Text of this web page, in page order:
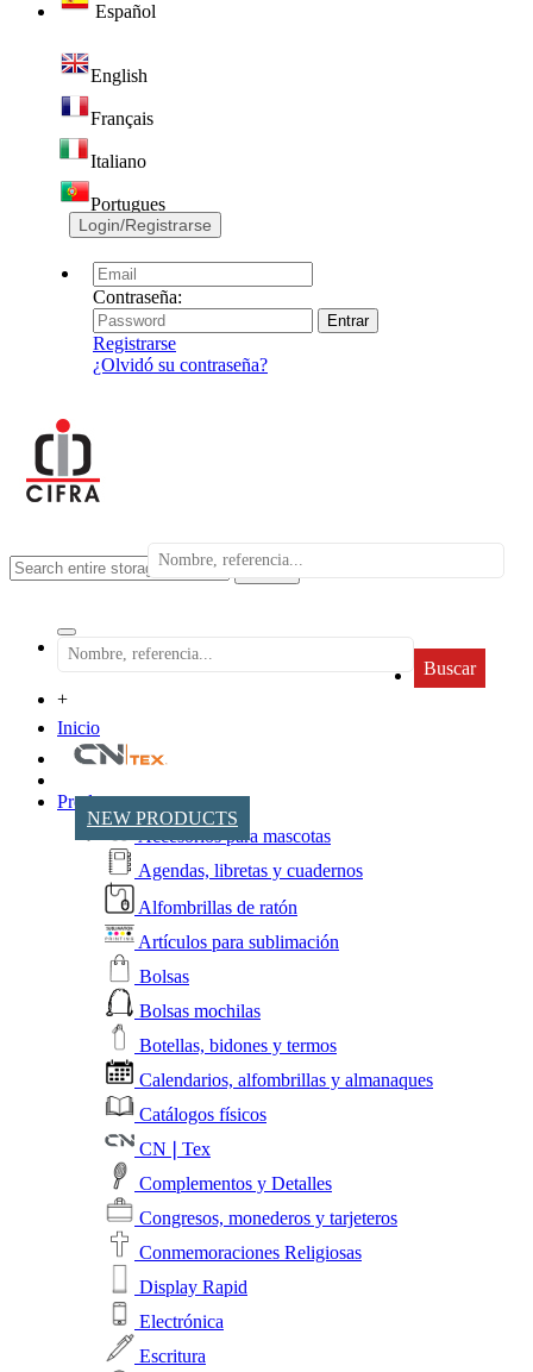
Español
English
Français
Italiano
Portugues
Login/Registrarse
Contraseña:
Registrarse
¿Olvidó su contraseña?
search
Buscar
+
Inicio
NEW PRODUCTS
Productos
Accesorios para mascotas
Agendas, libretas y cuadernos
Alfombrillas de ratón
Artículos para sublimación
Bolsas
Bolsas mochilas
Botellas, bidones y termos
Calendarios, alfombrillas y almanaques
Catálogos físicos
CN❘Tex
Complementos y Detalles
Congresos, monederos y tarjeteros
Conmemoraciones Religiosas
Display Rapid
Electrónica
Escritura